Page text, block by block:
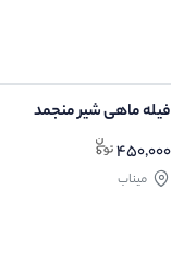
فیله ماهی شیر منجمد
450,000
میناب